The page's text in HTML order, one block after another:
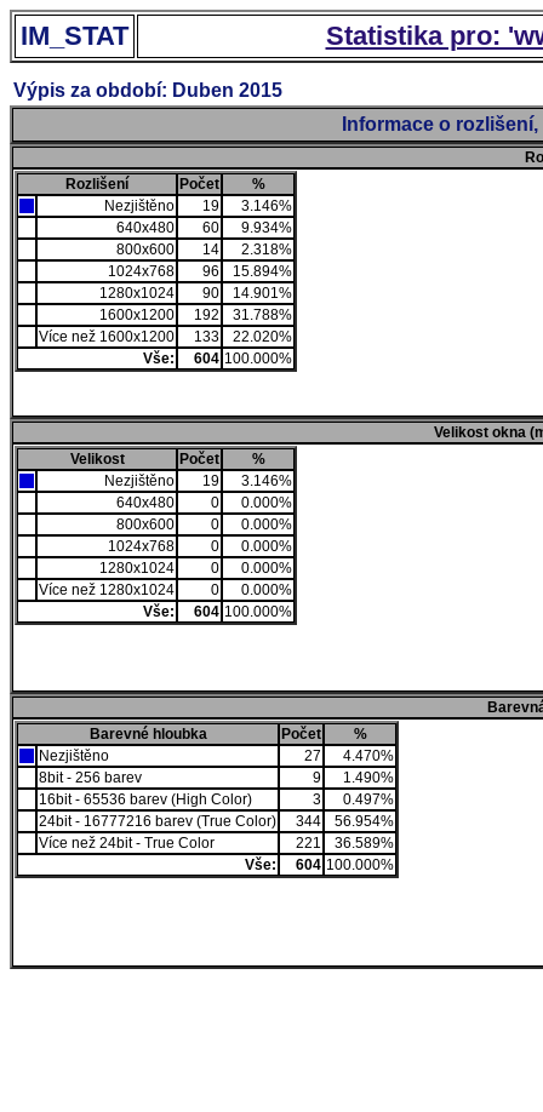
IM_STAT Statistika pro:
Výpis za období: Duben 2015
Informace o
Rozlišení
Počet
%
Nezjištěno
19
3.146%
640x480
60
9.934%
800x600
14
2.318%
1024x768
96
15.894%
1280x1024
90
14.901%
1600x1200
192
31.788%
Více než 1600x1200
133
22.020%
Vše:
604 100.000%
Velikost okna
Velikost
Počet
%
Nezjištěno
19
3.146%
640x480
0
0.000%
800x600
0
0.000%
1024x768
0
0.000%
1280x1024
0
0.000%
Více než 1280x1024
0
0.000%
Vše:
604 100.000%
Barevné hloubka
Počet
%
Nezjištěno
27
4.470%
8bit - 256 barev
9
1.490%
16bit - 65536 barev (High Color)
3
0.497%
24bit - 16777216 barev (True Color)
344
56.954%
Více než 24bit - True Color
221
36.589%
Vše:
604 100.000%